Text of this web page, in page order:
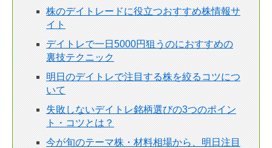
株のデイトレードに役立つおすすめ株情報サ
イト
デイトレで一日5000円狙うのにおすすめの
裏技テクニック
明日のデイトレで注目する株を絞るコツにつ
いて
失敗しないデイトレ銘柄選びの3つのポイン
ト・コツとは？
今が旬のテーマ株・材料相場から、明日注目